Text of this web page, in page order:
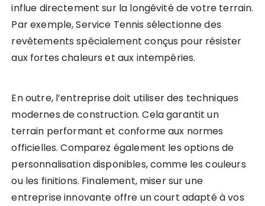
influe directement sur la longévité de votre terrain.
Par exemple, Service Tennis sélectionne des
revêtements spécialement conçus pour résister
aux fortes chaleurs et aux intempéries.
En outre, l’entreprise doit utiliser des techniques
modernes de construction. Cela garantit un
terrain performant et conforme aux normes
officielles. Comparez également les options de
personnalisation disponibles, comme les couleurs
ou les finitions. Finalement, miser sur une
entreprise innovante offre un court adapté à vos